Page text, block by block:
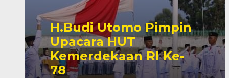
H.Budi Utomo Pimpin
Upacara HUT
Kemerdekaan RI Ke-
78